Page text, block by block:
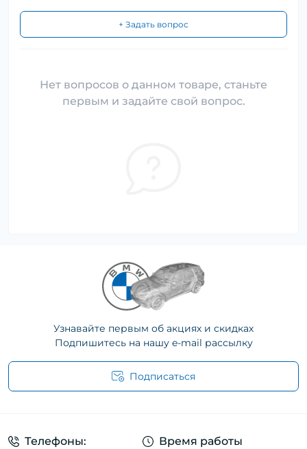
+ Задать вопрос
Нет вопросов о данном товаре, станьте
первым и задайте свой вопрос.
Узнавайте первым об акциях и скидках
Подпишитесь на нашу e-mail рассылку
Подписаться
Телефоны: Время работы